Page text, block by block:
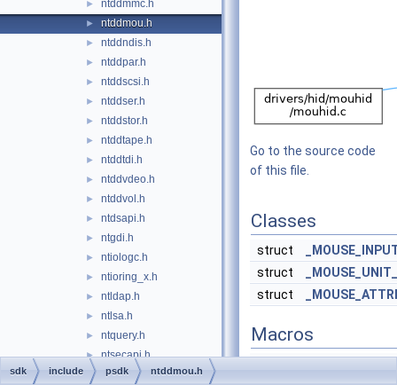
► ntddmmc.h
► ntddmou.h
► ntddndis.h
► ntddpar.h
► ntddscsi.h
► ntddser.h
► ntddstor.h
► ntddtape.h
► ntddtdi.h
► ntddvdeo.h
► ntddvol.h
► ntdsapi.h
► ntgdi.h
► ntiologc.h
► ntioring_x.h
► ntldap.h
► ntlsa.h
► ntquery.h
► ntsecapi.h
► ntsecpkg.h
Go to the source code
of this file.
Classes
struct
struct
struct
Macros
sdk include psdk ntddmou.h